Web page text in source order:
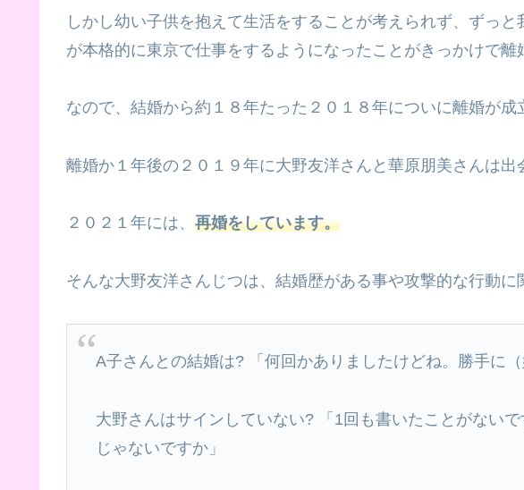
しかし幼い子供を抱えて生活をすることが考えられず、ずっ
が本格的に東京で仕事をするようになったことがきっかけで離
なので、結婚から約１８年たった２０１８年についに離婚が成
離婚か１年後の２０１９年に大野友洋さんと華原朋美さんは出
２０２１年には、 再婚をしています。
そんな大野友洋さんじつは、結婚歴がある事や攻撃的な行動に
A子さんとの結婚は? 「何回かありましたけどね。勝手に
大野さんはサインしていない? 「1回も書いたことがない
じゃないですか」